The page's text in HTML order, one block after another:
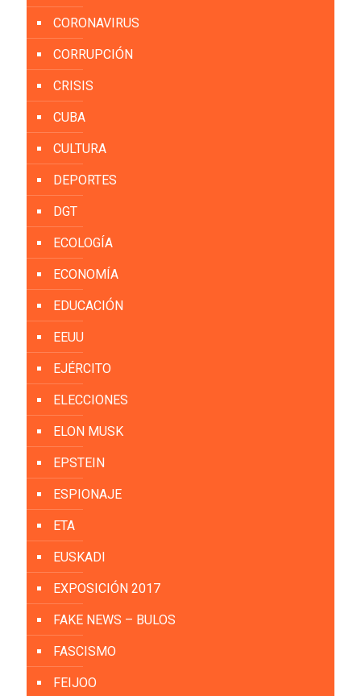
CORONAVIRUS
CORRUPCIÓN
CRISIS
CUBA
CULTURA
DEPORTES
DGT
ECOLOGÍA
ECONOMÍA
EDUCACIÓN
EEUU
EJÉRCITO
ELECCIONES
ELON MUSK
EPSTEIN
ESPIONAJE
ETA
EUSKADI
EXPOSICIÓN 2017
FAKE NEWS – BULOS
FASCISMO
FEIJOO